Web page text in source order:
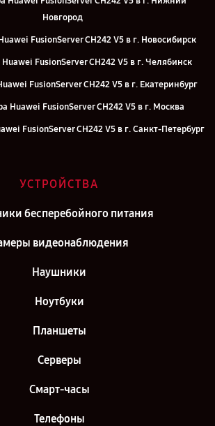
Новгород
FusionServer CH242 V5 в г. Новосибирск
FusionServer CH242 V5 в г. Челябинск
FusionServer CH242 V5 в г. Екатеринбург
Huawei FusionServer CH242 V5 в г. Москва
FusionServer CH242 V5 в г. Санкт-Петербург
УСТРОЙСТВА
бесперебойного питания
видеонаблюдения
Наушники
Ноутбуки
Планшеты
Серверы
Смарт-часы
Телефоны